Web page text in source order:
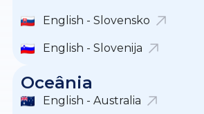
English - Slovensko
English - Slovenija
Oceânia
English - Australia